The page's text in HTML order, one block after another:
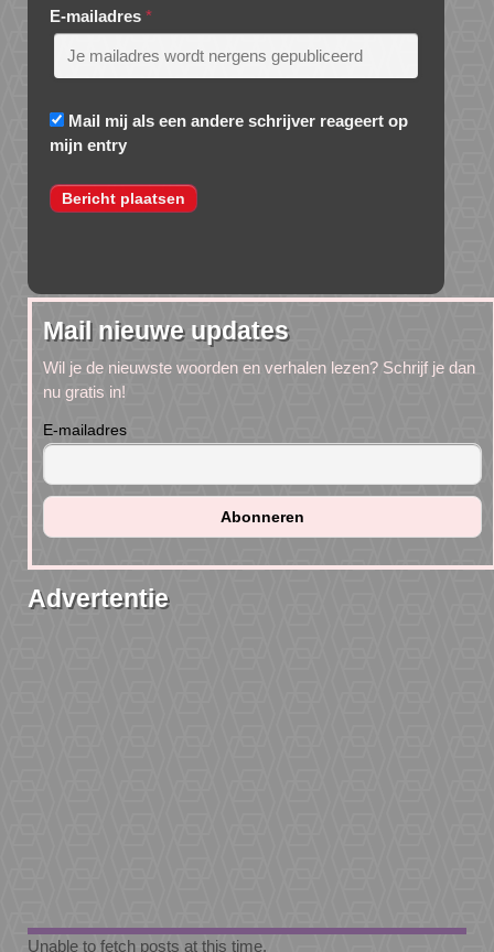
E-mailadres *
Mail mij als een andere schrijver reageert op
mijn entry
Mail nieuwe updates
Wil je de nieuwste woorden en verhalen lezen? Schrijf je dan
nu gratis in!
E-mailadres
Advertentie
Unable to fetch posts at this time.